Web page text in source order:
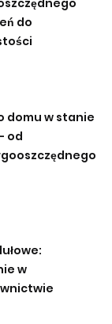
do
domu w stanie
od
w